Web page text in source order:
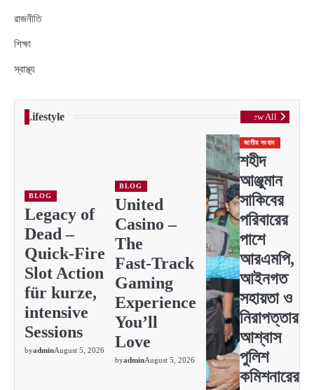
রাজনীতি
শিক্ষা
স্বাস্থ্য
Lifestyle View All
BLOG
Legacy of
Dead –
Quick‑Fire
Slot Action
für kurze,
intensive
Sessions
byadminAugust 5, 2026
BLOG
United
Casino –
The
Fast‑Track
Gaming
Experience
You’ll
Love
byadminAugust 5, 2026
জাতীয় সংবাদ
শহীদ
আঞ্জুমান
সাকিবের
পরিবারের
পাশে
আরএমপি,
আইনগত
সহায়তা ও
নিরাপত্তার
আশ্বাস
পুলিশ
কমিশনারের